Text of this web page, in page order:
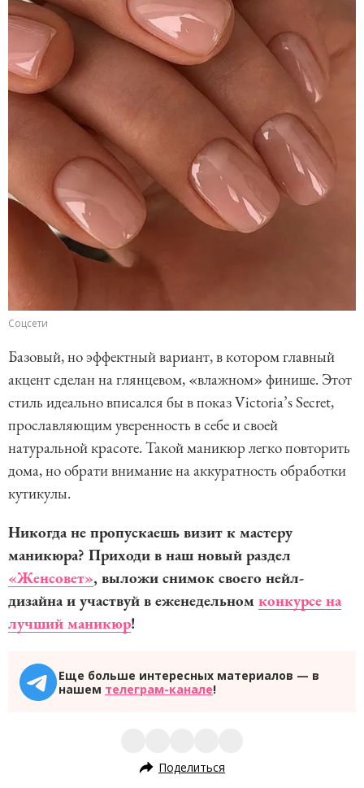
Соцсети
Базовый, но эффектный вариант, в котором главный
акцент сделан на глянцевом, «влажном» финише. Этот
стиль идеально вписался бы в показ Victoria’s Secret,
прославляющим уверенность в себе и своей
натуральной красоте. Такой маникюр легко повторить
дома, но обрати внимание на аккуратность обработки
кутикулы.
Никогда не пропускаешь визит к мастеру
маникюра? Приходи в наш новый раздел
«Женсовет», выложи снимок своего нейл-
дизайна и участвуй в еженедельном конкурсе на
лучший маникюр!
Еще больше интересных материалов — в
нашем телеграм-канале!
Поделиться